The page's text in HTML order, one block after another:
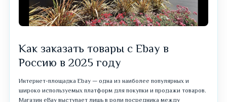
Как заказать товары с Ebay в
Россию в 2025 году
Интернет-площадка Ebay — одна из наиболее популярных и
широко используемых платформ для покупки и продажи товаров.